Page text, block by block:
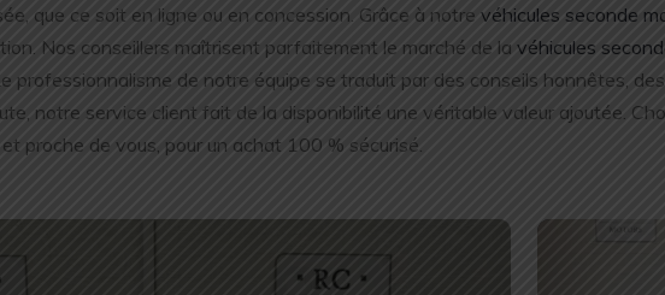
que ce soit en ligne ou en concession. Grâce à notre véhicules seconde
Nos conseillers maîtrisent parfaitement le marché de la véhicules
professionnalisme de notre équipe se traduit par des conseils honnêtes,
notre service client fait de la disponibilité une véritable valeur ajoutée.
proche de vous, pour un achat 100 % sécurisé.